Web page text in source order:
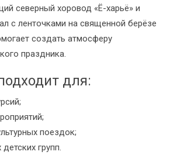
северный хоровод «Ё-харьё» и
с ленточками на священной берёзе
создать атмосферу
праздника.
для:
поездок;
групп.